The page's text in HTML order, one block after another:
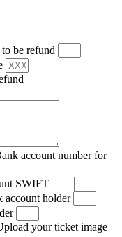
be refund
account number for
SWIFT
account holder
your ticket image